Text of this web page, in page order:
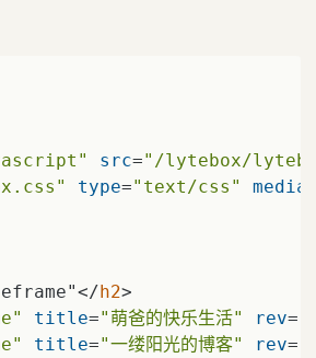
src="/lytebox/
type="text/css" media
</h2>
title="萌爸的快乐生活" rev=
title="一缕阳光的博客" rev=